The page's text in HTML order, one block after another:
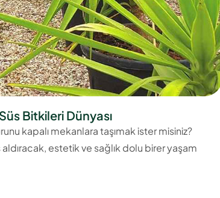
Bitkileri Dünyası
kapalı mekanlara taşımak ister misiniz?
estetik ve sağlık dolu birer yaşam